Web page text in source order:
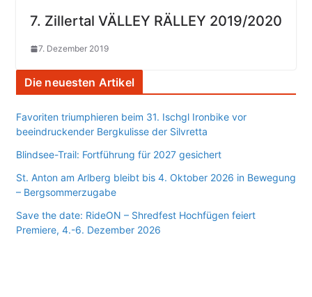
7. Zillertal VÄLLEY RÄLLEY 2019/2020
7. Dezember 2019
Die neuesten Artikel
Favoriten triumphieren beim 31. Ischgl Ironbike vor
beeindruckender Bergkulisse der Silvretta
Blindsee-Trail: Fortführung für 2027 gesichert
St. Anton am Arlberg bleibt bis 4. Oktober 2026 in Bewegung
– Bergsommerzugabe
Save the date: RideON – Shredfest Hochfügen feiert
Premiere, 4.-6. Dezember 2026